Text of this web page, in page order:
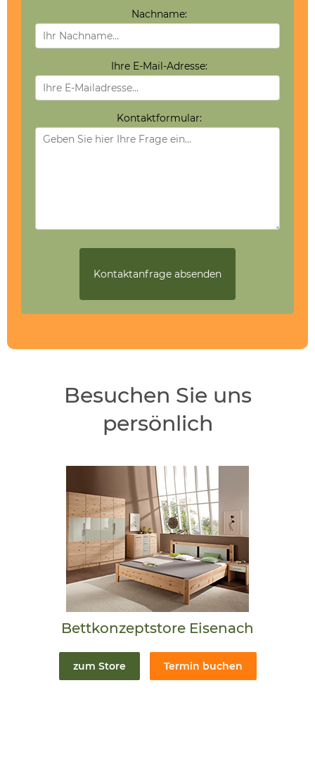
Nachname:
Ihre E-Mail-Adresse:
Kontaktformular:
Besuchen Sie uns
persönlich
Bettkonzeptstore Eisenach
zum Store Termin buchen